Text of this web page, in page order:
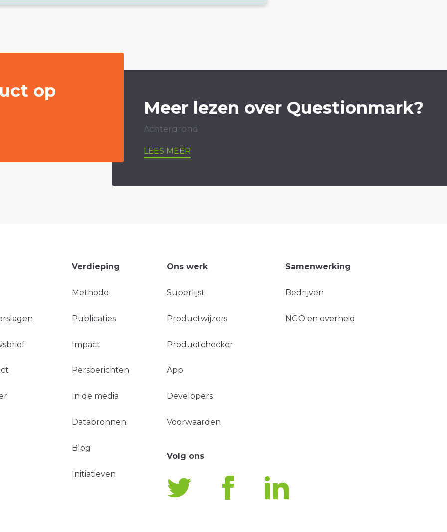
op
Meer lezen over Questionmark?
Achtergrond
LEES MEER
Verdieping
Methode
Publicaties
Impact
Persberichten
In de media
Databronnen
Blog
Initiatieven
Ons werk
Superlijst
Productwijzers
Productchecker
App
Developers
Voorwaarden
Samenwerking
Bedrijven
NGO en overheid
Volg ons